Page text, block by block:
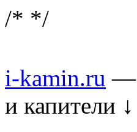
/* */
i-kamin.ru —
и капители ↓